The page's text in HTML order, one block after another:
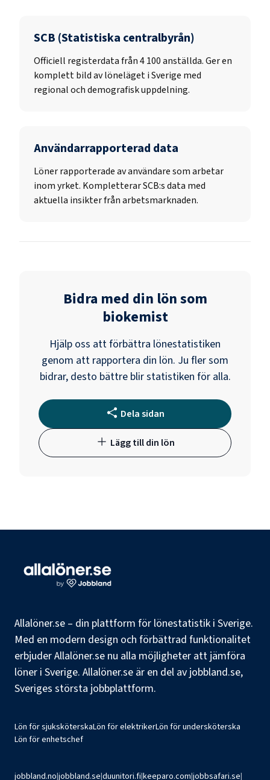
SCB (Statistiska centralbyrån)
Officiell registerdata från4 100anställda. Ger en
komplett bild av löneläget i Sverige med
regional och demografisk uppdelning.
Användarrapporterad data
Löner rapporterade av användare som arbetar
inom yrket. Kompletterar SCB:s data med
aktuella insikter från arbetsmarknaden.
Bidra med din lön som
biokemist
Hjälp oss att förbättra lönestatistiken
genom att rapportera din lön. Ju fler som
bidrar, desto bättre blir statistiken för alla.
Dela sidan
Lägg till din lön
Allalöner.se – din plattform för lönestatistik i Sverige.
Med en modern design och förbättrad funktionalitet
erbjuder Allalöner.se nu alla möjligheter att jämföra
löner i Sverige. Allalöner.se är en del av jobbland.se,
Sveriges största jobbplattform.
Lön för sjuksköterskaLön för elektrikerLön för undersköterska
Lön för enhetschef
jobbland.no|jobbland.se|duunitori.fi|keeparo.com|jobbsafari.se|